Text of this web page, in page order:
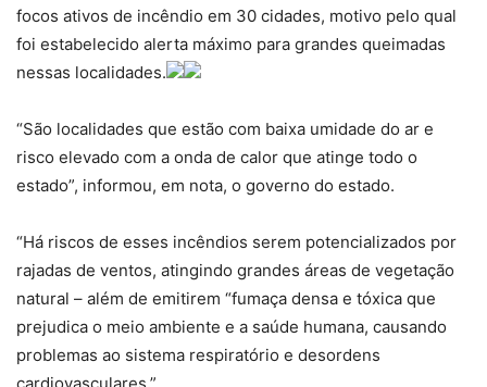
focos ativos de incêndio em 30 cidades, motivo pelo qual
foi estabelecido alerta máximo para grandes queimadas
nessas localidades.
“São localidades que estão com baixa umidade do ar e
risco elevado com a onda de calor que atinge todo o
estado”, informou, em nota, o governo do estado.
“Há riscos de esses incêndios serem potencializados por
rajadas de ventos, atingindo grandes áreas de vegetação
natural – além de emitirem “fumaça densa e tóxica que
prejudica o meio ambiente e a saúde humana, causando
problemas ao sistema respiratório e desordens